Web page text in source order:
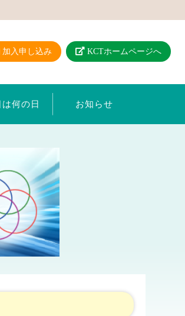
加入申し込み KCTホームページへ
何の日 お知らせ